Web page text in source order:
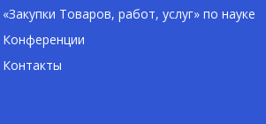
«Закупки Товаров, работ, услуг» по науке
Конференции
Контакты